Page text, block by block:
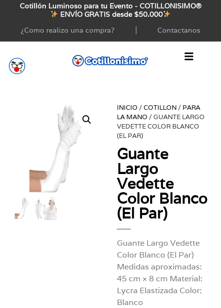
Cotillón Luminoso para tu Evento - COTILLONISIMO®
ENVÍO GRATIS desde $50.000
¿Como realizo una compra?
Contactanos
INICIO /COTILLON / PARA
LA MANO / GUANTE LARGO
VEDETTE COLOR BLANCO
(EL PAR)
Guante
Largo
Vedette
Color Blanco
(El Par)
Guante Largo Vedette
Color Blanco (El Par)
Medidas aproximadas:
45 cm × 8 cm Material:
Lycra Elastizada Color:
Blanco